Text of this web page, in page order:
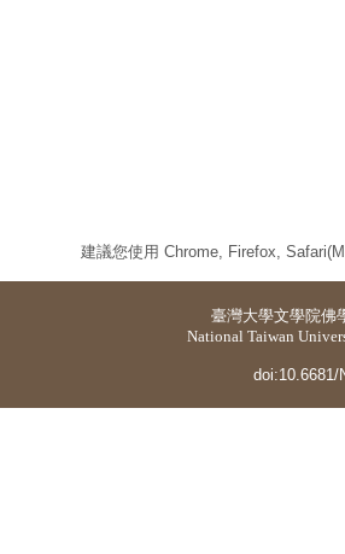
建議您使用 Chrome, Firefox,
臺灣大學文學院佛
National Taiwan
doi:10.6681/